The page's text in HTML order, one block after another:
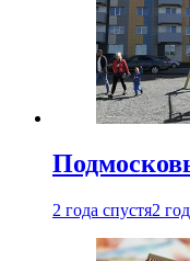
2 года спустя2